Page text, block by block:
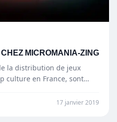
MICROMANIA-ZING
la distribution de jeux
culture en France, sont
17 janvier 2019